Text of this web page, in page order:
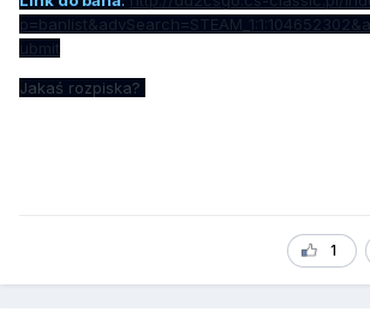
ubmit
Jakaś rozpiska?
1